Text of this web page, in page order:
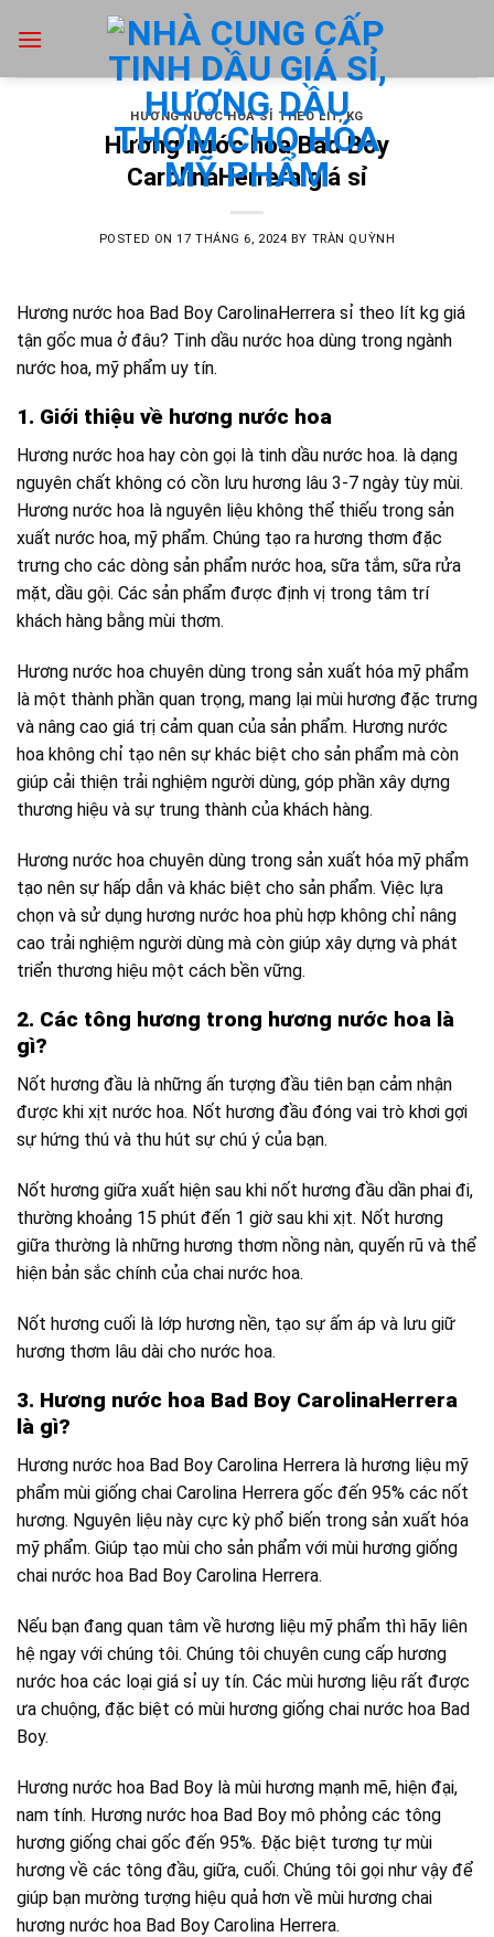
HƯƠNG NƯỚC HOA SỈ THEO LÍT, KG
Hương nước hoa Bad Boy
CarolinaHerrera giá sỉ
POSTED ON17 THÁNG 6, 2024 BY TRÀN QUỲNH
Hương nước hoa Bad Boy CarolinaHerrera sỉ theo lít kg giá
tận gốc mua ở đâu? Tinh dầu nước hoa dùng trong ngành
nước hoa, mỹ phẩm uy tín.
1. Giới thiệu về hương nước hoa
Hương nước hoa hay còn gọi là tinh dầu nước hoa. là dạng
nguyên chất không có cồn lưu hương lâu 3-7 ngày tùy mùi.
Hương nước hoa là nguyên liệu không thể thiếu trong sản
xuất nước hoa, mỹ phẩm. Chúng tạo ra hương thơm đặc
trưng cho các dòng sản phẩm nước hoa, sữa tắm, sữa rửa
mặt, dầu gội. Các sản phẩm được định vị trong tâm trí
khách hàng bằng mùi thơm.
Hương nước hoa chuyên dùng trong sản xuất hóa mỹ phẩm
là một thành phần quan trọng, mang lại mùi hương đặc trưng
và nâng cao giá trị cảm quan của sản phẩm. Hương nước
hoa không chỉ tạo nên sự khác biệt cho sản phẩm mà còn
giúp cải thiện trải nghiệm người dùng, góp phần xây dựng
thương hiệu và sự trung thành của khách hàng.
Hương nước hoa chuyên dùng trong sản xuất hóa mỹ phẩm
tạo nên sự hấp dẫn và khác biệt cho sản phẩm. Việc lựa
chọn và sử dụng hương nước hoa phù hợp không chỉ nâng
cao trải nghiệm người dùng mà còn giúp xây dựng và phát
triển thương hiệu một cách bền vững.
2. Các tông hương trong hương nước hoa là
gì?
Nốt hương đầu là những ấn tượng đầu tiên bạn cảm nhận
được khi xịt nước hoa. Nốt hương đầu đóng vai trò khơi gợi
sự hứng thú và thu hút sự chú ý của bạn.
Nốt hương giữa xuất hiện sau khi nốt hương đầu dần phai đi,
thường khoảng 15 phút đến 1 giờ sau khi xịt. Nốt hương
giữa thường là những hương thơm nồng nàn, quyến rũ và thể
hiện bản sắc chính của chai nước hoa.
Nốt hương cuối là lớp hương nền, tạo sự ấm áp và lưu giữ
hương thơm lâu dài cho nước hoa.
3. Hương nước hoa Bad Boy CarolinaHerrera
là gì?
Hương nước hoa Bad Boy Carolina Herrera là hương liệu mỹ
phẩm mùi giống chai Carolina Herrera gốc đến 95% các nốt
hương. Nguyên liệu này cực kỳ phổ biến trong sản xuất hóa
mỹ phẩm. Giúp tạo mùi cho sản phẩm với mùi hương giống
chai nước hoa Bad Boy Carolina Herrera.
Nếu bạn đang quan tâm về hương liệu mỹ phẩm thì hãy liên
hệ ngay với chúng tôi. Chúng tôi chuyên cung cấp hương
nước hoa các loại giá sỉ uy tín. Các mùi hương liệu rất được
ưa chuộng, đặc biệt có mùi hương giống chai nước hoa Bad
Boy.
Hương nước hoa Bad Boy là mùi hương mạnh mẽ, hiện đại,
nam tính. Hương nước hoa Bad Boy mô phỏng các tông
hương giống chai gốc đến 95%. Đặc biệt tương tự mùi
hương về các tông đầu, giữa, cuối. Chúng tôi gọi như vậy để
giúp bạn mường tượng hiệu quả hơn về mùi hương chai
hương nước hoa Bad Boy Carolina Herrera.